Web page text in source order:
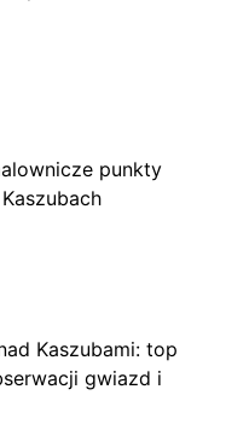
punkty
Kaszubami: top
gwiazd i